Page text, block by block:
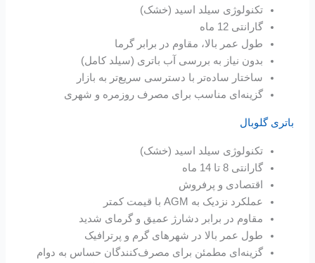
تکنولوژی سیلد اسید (خشک)
گارانتی 12 ماه
طول عمر بالا، مقاوم در برابر گرما
بدون نیاز به بررسی آب باتری (سیلد کامل)
ساختار ساده‌تر با دسترسی سریع‌تر به بازار
گزینه‌ای مناسب برای مصرف روزمره و شهری
باتری گلوبال
تکنولوژی سیلد اسید (خشک)
گارانتی 8 تا 14 ماه
اقتصادی و پرفروش
عملکرد نزدیک به AGM با قیمت کمتر
مقاوم در برابر دشارژ عمیق و گرمای شدید
طول عمر بالا در شهرهای گرم و پرترافیک
گزینه‌ای مطمئن برای مصرف‌کنندگان حساس به دوام